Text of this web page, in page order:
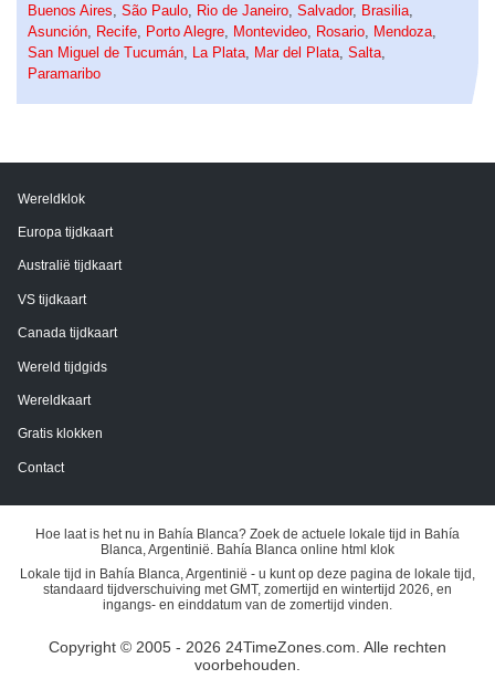
Buenos Aires, São Paulo, Rio de Janeiro, Salvador, Brasilia,
Asunción, Recife, Porto Alegre, Montevideo, Rosario, Mendoza,
San Miguel de Tucumán, La Plata, Mar del Plata, Salta,
Paramaribo
Wereldklok
Europa tijdkaart
Australië tijdkaart
VS tijdkaart
Canada tijdkaart
Wereld tijdgids
Wereldkaart
Gratis klokken
Contact
Hoe laat is het nu in Bahía Blanca? Zoek de actuele lokale tijd in Bahía
Blanca, Argentinië. Bahía Blanca online html klok
Lokale tijd in Bahía Blanca, Argentinië - u kunt op deze pagina de lokale tijd,
standaard tijdverschuiving met GMT, zomertijd en wintertijd 2026, en
ingangs- en einddatum van de zomertijd vinden.
Copyright © 2005 - 2026 24TimeZones.com. Alle rechten
voorbehouden.